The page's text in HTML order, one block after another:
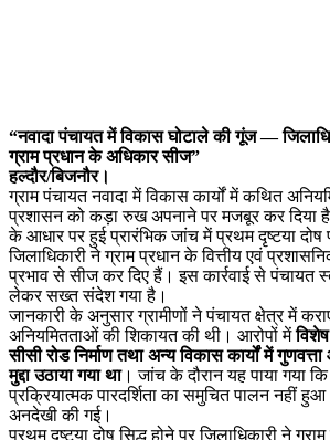
“नवादा पंचायत में विकास घोटाले की गूंज —
ग्राम प्रधान के अधिकार सीज”
हल्दौर/बिजनौर।
ग्राम पंचायत नवादा में विकास कार्यों में कथित
प्रशासन को कड़ा रुख अपनाने पर मजबूर कर दिया
के आधार पर हुई प्रारंभिक जांच में प्रथम दृष्टया दोष
जिलाधिकारी ने ग्राम प्रधान के वित्तीय एवं
प्रभाव से सीज कर दिए हैं। इस कार्रवाई से पंचायत
लेकर सख्त संदेश गया है।
जानकारी के अनुसार ग्रामीणों ने पंचायत क्षेत्र में
अनियमितताओं की शिकायत की थी। आरोपों में
सीसी रोड निर्माण तथा अन्य विकास कार्यों में
मुद्दा उठाया गया था। जांच के दौरान यह पाया गया कि
प्रक्रियात्मक पारदर्शिता का समुचित पालन नहीं
अनदेखी की गई।
प्रथम दृष्टया दोष सिद्ध होने पर जिलाधिकारी ने